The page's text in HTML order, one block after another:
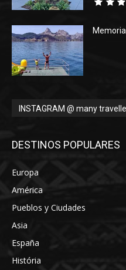
INSTAGRAM @ many
DESTINOS POPULARES
Europa
América
Pueblos y Ciudades
Asia
España
História